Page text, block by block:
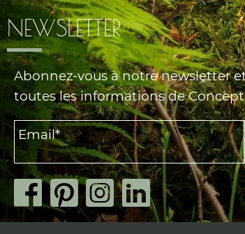
NEWSLETTER
Abonnez-vous à notre newsletter
toutes les informations de